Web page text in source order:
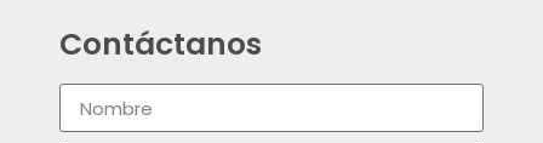
Contáctanos